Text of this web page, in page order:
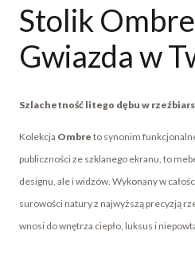
Stolik
Gwiazda w
Szlachetność litego dębu w
Kolekcja Ombre to synonim
publiczności ze szklanego ekranu, to
designu, ale i widzów. Wykonany w
surowości natury z najwyższą precyzją
wnosi do wnętrza ciepło, luksus i